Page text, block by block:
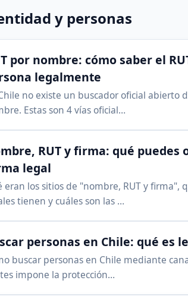
y personas
por nombre: cómo saber el
legalmente
no existe un buscador oficial abierto
Estas son 4 vías oficial…
RUT y firma: qué puedes
legal
eran los sitios de "nombre, RUT y firma",
tienen y cuáles son las …
personas en Chile: qué es
buscar personas en Chile mediante
impone la protección…